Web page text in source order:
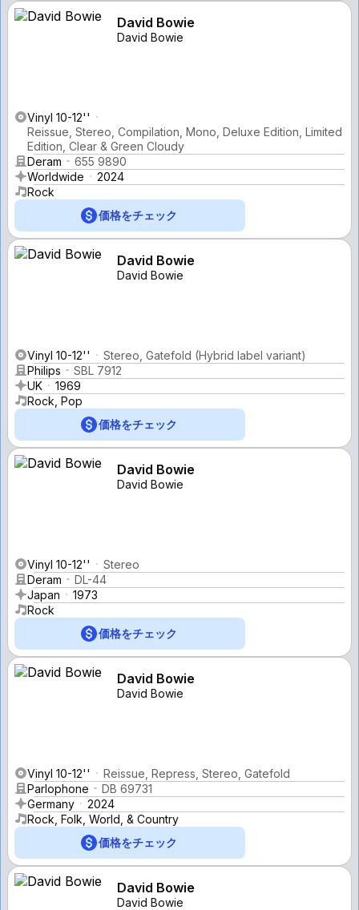
David Bowie
David Bowie
Vinyl 10-12''
Reissue, Stereo, Compilation, Mono, Deluxe Edition, Limited
Edition, Clear & Green Cloudy
Deram
655 9890
Worldwide
2024
Rock
価格をチェック
David Bowie
David Bowie
Vinyl 10-12''
Stereo, Gatefold (Hybrid label variant)
Philips
SBL 7912
UK
1969
Rock, Pop
価格をチェック
David Bowie
David Bowie
Vinyl 10-12''
Stereo
Deram
DL-44
Japan
1973
Rock
価格をチェック
David Bowie
David Bowie
Vinyl 10-12''
Reissue, Repress, Stereo, Gatefold
Parlophone
DB 69731
Germany
2024
Rock, Folk, World, & Country
価格をチェック
David Bowie
David Bowie